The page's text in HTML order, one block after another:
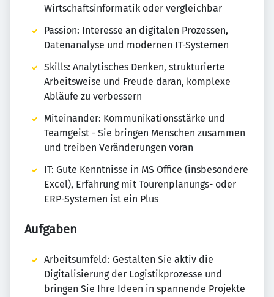
Wirtschaftsinformatik oder vergleichbar
Passion: Interesse an digitalen Prozessen,
Datenanalyse und modernen IT-Systemen
Skills: Analytisches Denken, strukturierte
Arbeitsweise und Freude daran, komplexe
Abläufe zu verbessern
Miteinander: Kommunikationsstärke und
Teamgeist - Sie bringen Menschen zusammen
und treiben Veränderungen voran
IT: Gute Kenntnisse in MS Office (insbesondere
Excel), Erfahrung mit Tourenplanungs- oder
ERP-Systemen ist ein Plus
Aufgaben
Arbeitsumfeld: Gestalten Sie aktiv die
Digitalisierung der Logistikprozesse und
bringen Sie Ihre Ideen in spannende Projekte